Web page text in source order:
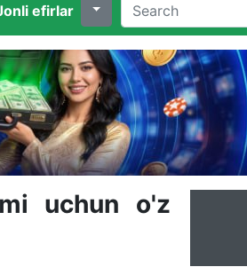
efirlar
uchun o'z